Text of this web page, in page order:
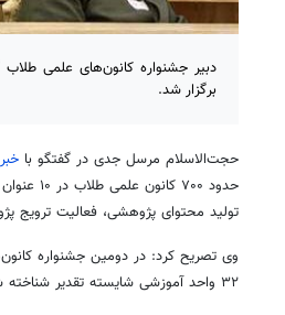
دبیر جشنواره کانون‌های علمی
برگزار شد.
حجت‌الاسلام مرسل جدی در گفتگو با
حدود
تولید محتوای پژوهشی، فعالیت
۳۲ واحد آموزشی شایسته تقدیر شناخته شدند.